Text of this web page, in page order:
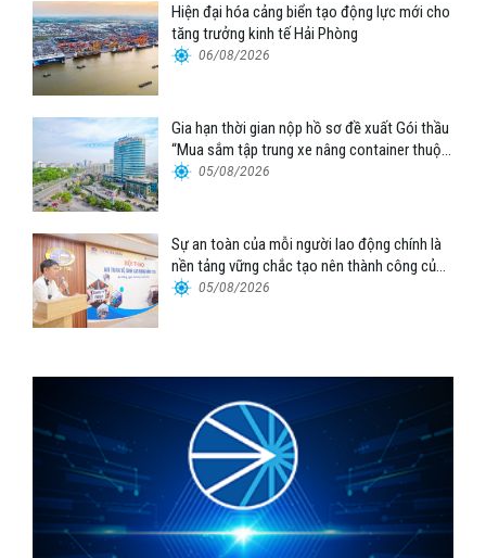
Hiện đại hóa cảng biển tạo động lực mới cho
tăng trưởng kinh tế Hải Phòng
06/08/2026
Gia hạn thời gian nộp hồ sơ đề xuất Gói thầu
“Mua sắm tập trung xe nâng container thuộc
Tổng công ty Hàng hải Việt Nam – CTCP”
05/08/2026
Sự an toàn của mỗi người lao động chính là
nền tảng vững chắc tạo nên thành công của
Cảng Đà Nẵng
05/08/2026